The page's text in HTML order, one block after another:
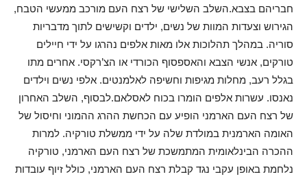
חבריהם בצבא.השלב השלישי של רצח העם מורכב ממעשי הטבח,
הגירוש וצעדות המוות של נשים, ילדים וקשישים לתוך מדבריות
סוריה. במהלך תהלוכות אלו מאות אלפים נהרגו על ידי חיילים
טורקים, אנשי הצבא והאספסוף הכורדי או הצ’רקסי. אחרים מתו
בגלל רעב, מחלות מגיפות וחשיפה לאלמנטים. אלפי נשים וילדים
נאנסו. עשרות אלפים הומרו בכוח לאסלאם.לבסוף, השלב האחרון
של רצח העם הארמני הופיע עם הכחשת ההרג ההמוני וחיסול של
האומה הארמנית במולדת שלה על ידי ממשלת טורקיה. למרות
ההכרה הבינלאומית המתמשכת של רצח העם הארמני, טורקיה
נלחמת באופן עקבי נגד קבלת רצח העם הארמני, כולל זיוף עובדות